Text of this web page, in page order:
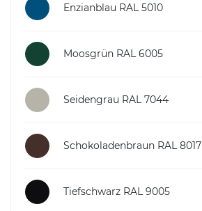
Enzianblau RAL 5010
Moosgrün RAL 6005
Seidengrau RAL 7044
Schokoladenbraun RAL 8017
Tiefschwarz RAL 9005